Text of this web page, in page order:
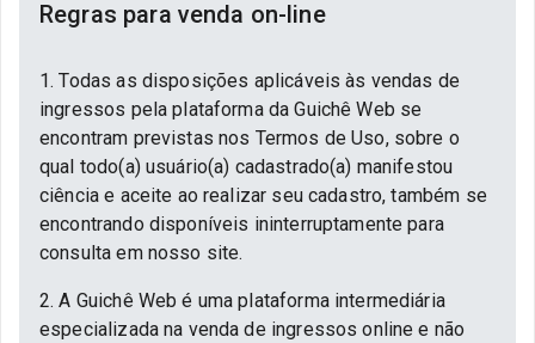
Regras para venda on-line
1. Todas as disposições aplicáveis às vendas de
ingressos pela plataforma da Guichê Web se
encontram previstas nos Termos de Uso, sobre o
qual todo(a) usuário(a) cadastrado(a) manifestou
ciência e aceite ao realizar seu cadastro, também se
encontrando disponíveis ininterruptamente para
consulta em nosso site.
2. A Guichê Web é uma plataforma intermediária
especializada na venda de ingressos online e não